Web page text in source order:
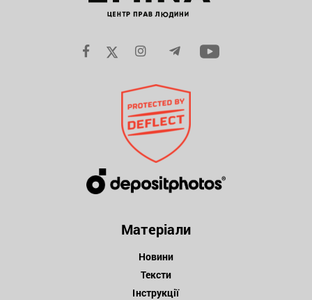
Матеріали
Новини
Тексти
Інструкції